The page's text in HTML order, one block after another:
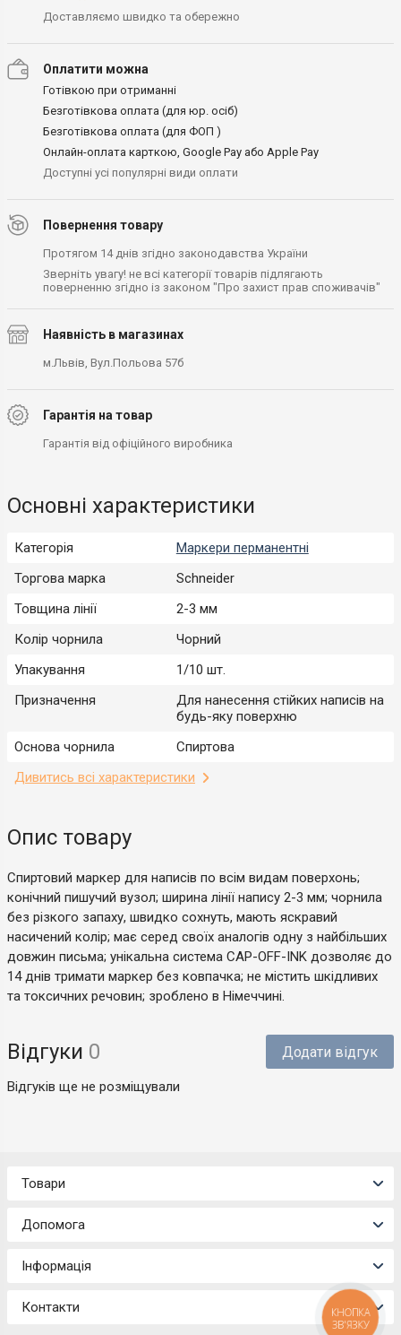
Доставляємо швидко та обережно
Оплатити можна
Готівкою при отриманні
Безготівкова оплата (для юр. осіб)
Безготівкова оплата (для ФОП )
Онлайн-оплата карткою, Google Pay або Apple Pay
Доступні усі популярні види оплати
Повернення товару
Протягом 14 днів згідно законодавства України
Зверніть увагу! не всі категорії товарів підлягають
поверненню згідно із законом "Про захист прав споживачів"
Наявність в магазинах
м.Львів, Вул.Польова 57б
Гарантія на товар
Гарантія від офіційного виробника
Основні характеристики
Категорія
Маркери перманентні
Торгова марка
Schneider
Товщина лінії
2-3 мм
Колір чорнила
Чорний
Упакування
1/10 шт.
Призначення
Для нанесення стійких написів на
будь-яку поверхню
Основа чорнила
Спиртова
Дивитись всі характеристики
Опис товару
Спиртовий маркер для написів по всім видам поверхонь;
конічний пишучий вузол; ширина лінії напису 2-3 мм; чорнила
без різкого запаху, швидко сохнуть, мають яскравий
насичений колір; має серед своїх аналогів одну з найбільших
довжин письма; унікальна система CAP-OFF-INK дозволяє до
14 днів тримати маркер без ковпачка; не містить шкідливих
та токсичних речовин; зроблено в Німеччині.
Відгуки 0 Додати відгук
Відгуків ще не розміщували
Товари
Допомога
Інформація
Контакти
КНОПКА
ЗВ'ЯЗКУ